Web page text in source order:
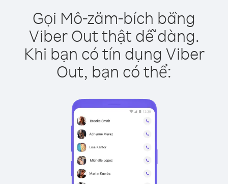
Gọi Mô-zăm-bích bằng
Viber Out thật dễ dàng.
Khi bạn có tín dụng Viber
Out, bạn có thể: